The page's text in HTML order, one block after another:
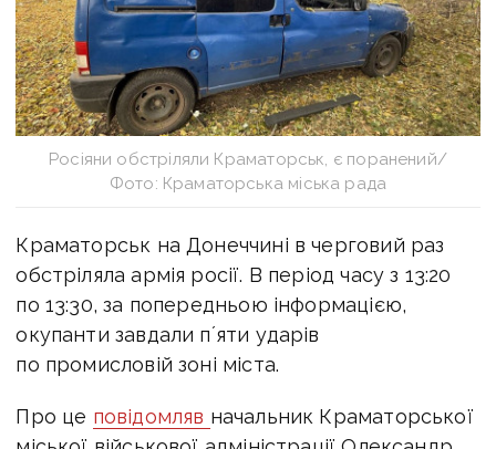
Росіяни обстріляли Краматорськ, є поранений/
Фото: Краматорська міська рада
Краматорськ на Донеччині в черговий раз
обстріляла армія росії. В період часу з 13:20
по 13:30, за попередньою інформацією,
окупанти завдали пʼяти ударів
по промисловій зоні міста.
Про це повідомляв начальник Краматорської